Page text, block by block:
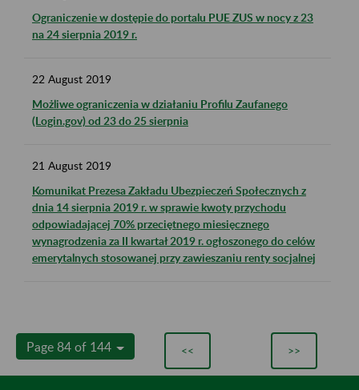
Ograniczenie w dostępie do portalu PUE ZUS w nocy z 23
na 24 sierpnia 2019 r.
22 August 2019
Możliwe ograniczenia w działaniu Profilu Zaufanego
(Login.gov) od 23 do 25 sierpnia
21 August 2019
Komunikat Prezesa Zakładu Ubezpieczeń Społecznych z
dnia 14 sierpnia 2019 r. w sprawie kwoty przychodu
odpowiadającej 70% przeciętnego miesięcznego
wynagrodzenia za II kwartał 2019 r. ogłoszonego do celów
emerytalnych stosowanej przy zawieszaniu renty socjalnej
Page 84 of 144 << >>